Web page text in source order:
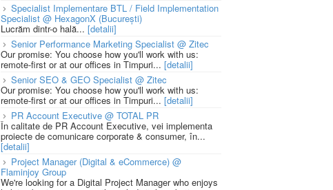
Specialist Implementare BTL / Field Implementation
Specialist @ HexagonX (București)
Lucrăm dintr-o hală... [detalii]
Senior Performance Marketing Specialist @ Zitec
Our promise: You choose how you'll work with us:
remote-first or at our offices in Timpuri... [detalii]
Senior SEO & GEO Specialist @ Zitec
Our promise: You choose how you'll work with us:
remote-first or at our offices in Timpuri... [detalii]
PR Account Executive @ TOTAL PR
În calitate de PR Account Executive, vei implementa
proiecte de comunicare corporate & consumer, în...
[detalii]
Project Manager (Digital & eCommerce) @
Flaminjoy Group
We're looking for a Digital Project Manager who enjoys